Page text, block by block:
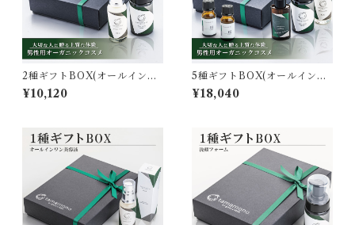
2種ギフトBOX(オールインワ
ン美容液・洗顔) [tamamono
organic MEN]
¥10,120
5種ギフトBOX(オールインワ
ン美容液・洗顔・スーツリフ
レッシャー・ブレンド精油 [ 0
¥18,040